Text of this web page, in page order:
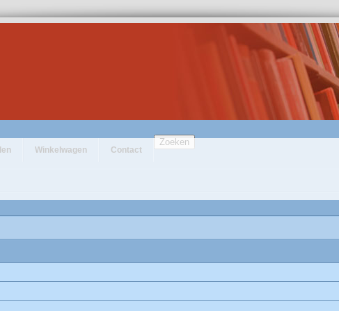
Winkelwagen Contact
Zoeken